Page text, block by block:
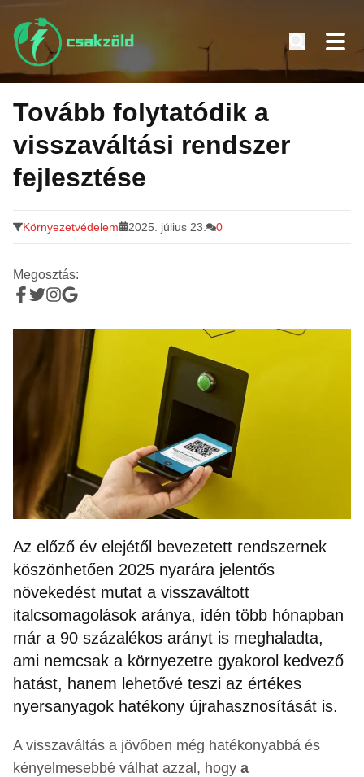
Tovább
tartalomra
Tovább folytatódik a
visszaváltási rendszer
fejlesztése
Környezetvédelem 2025. július 23. 0
Megosztás:
Az előző év elejétől bevezetett rendszernek
köszönhetően 2025 nyarára jelentős
növekedést mutat a visszaváltott
italcsomagolások aránya, idén több hónapban
már a 90 százalékos arányt is meghaladta,
ami nemcsak a környezetre gyakorol kedvező
hatást, hanem lehetővé teszi az értékes
nyersanyagok hatékony újrahasznosítását is.
A visszaváltás a jövőben még hatékonyabbá és
kényelmesebbé válhat azzal, hogy a